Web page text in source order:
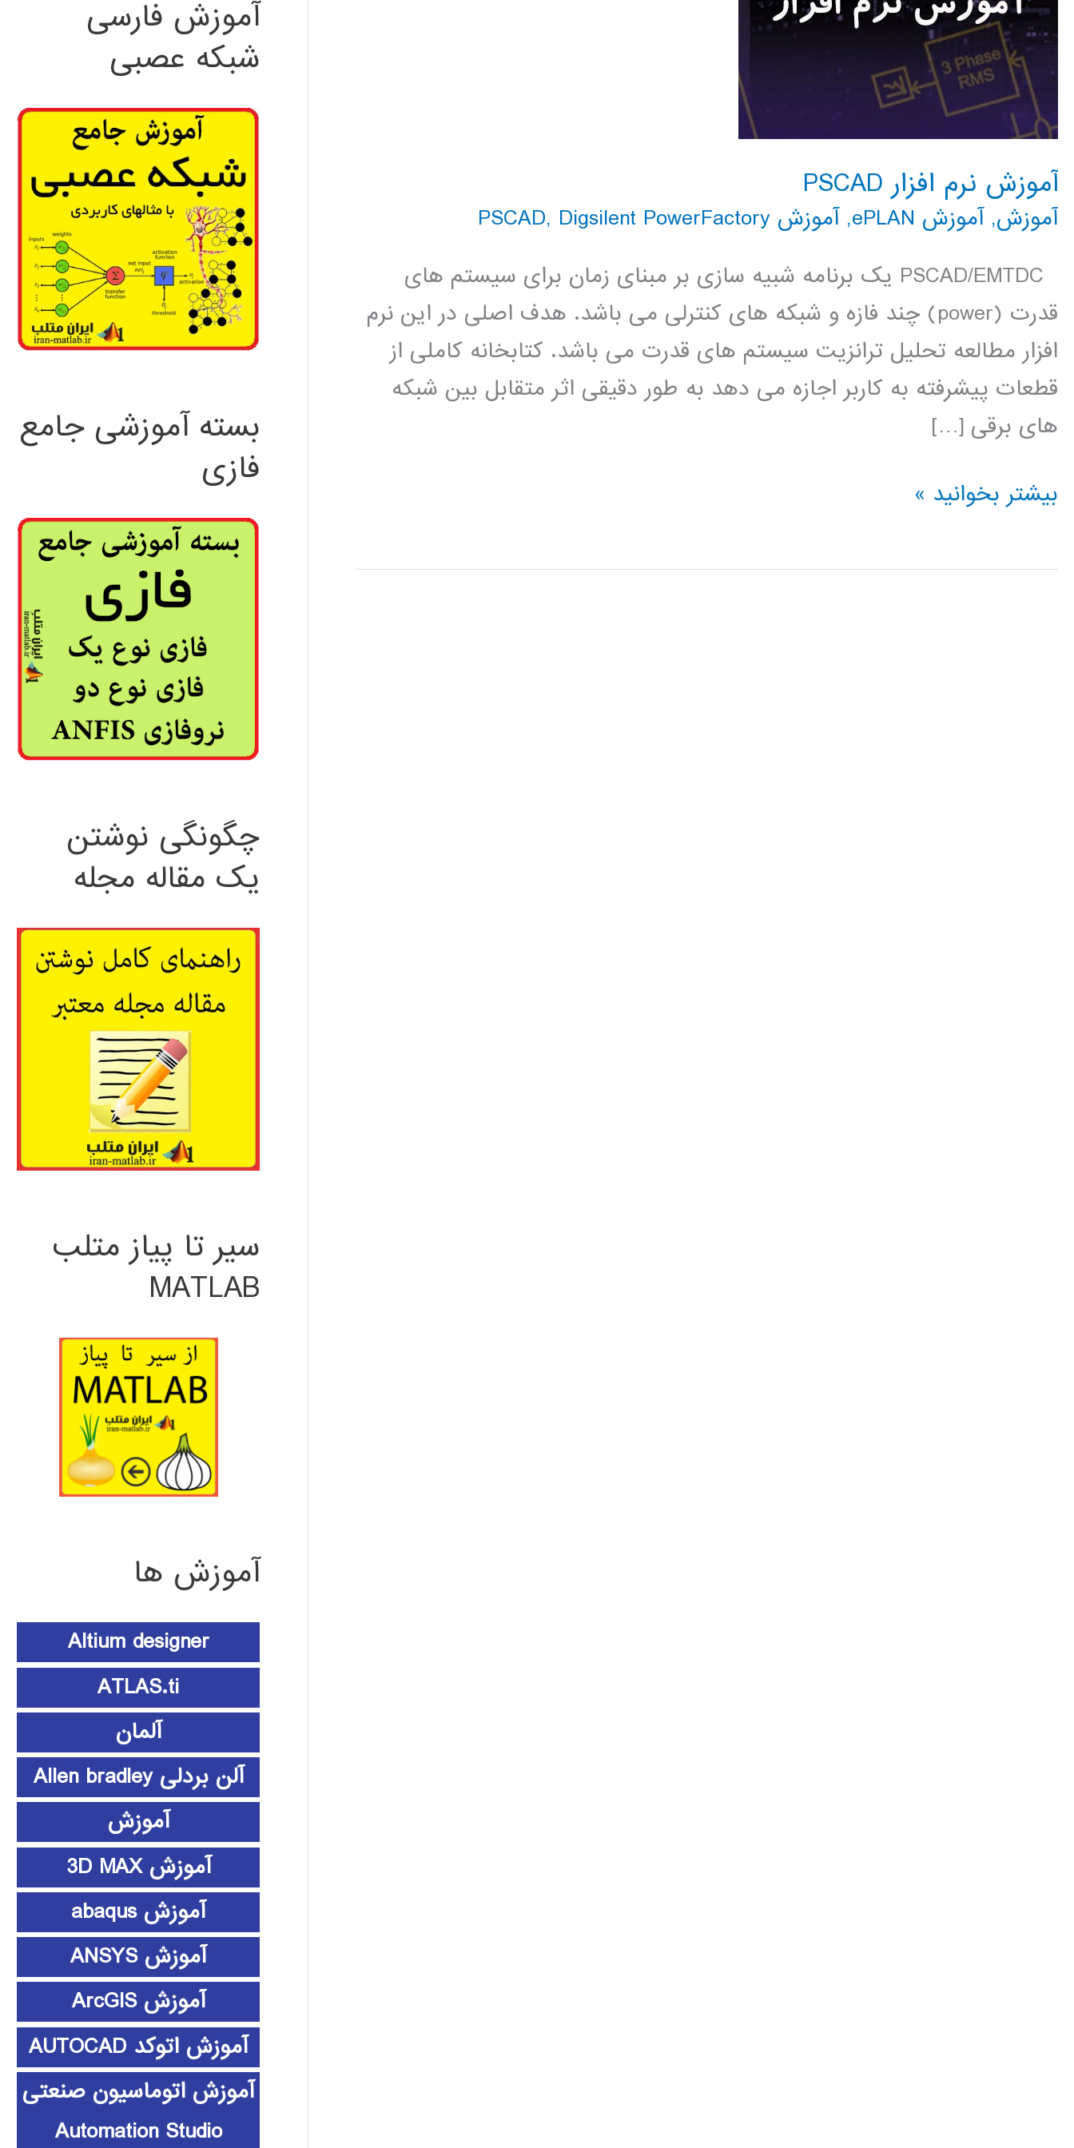
آموزش نرم افزار PSCAD
آموزش,آموزش ePLAN ,آموزش PSCAD , Digsilent PowerFactory
PSCAD/EMTDC یک برنامه شبیه سازی بر مبنای زمان برای سیستم های
قدرت (power) چند فازه و شبکه های کنترلی می باشد. هدف اصلی در این نرم
افزار مطالعه تحلیل ترانزیت سیستم های قدرت می باشد. کتابخانه کاملی از
قطعات پیشرفته به کاربر اجازه می دهد به طور دقیقی اثر متقابل بین شبکه
های برقی […]
آموزش
افزار
بیشتر بخوانید »
آموزش فارسی
شبکه عصبی
بسته آموزشی جامع
فازی
چگونگی نوشتن
یک مقاله مجله
سیر تا پیاز متلب
MATLAB
آموزش ها
Altium designer
ATLAS.ti
آلمان
آلن بردلی Allen bradley
آموزش
آموزش 3D MAX
آموزش abaqus
آموزش ANSYS
آموزش ArcGIS
آموزش اتوکد AUTOCAD
آموزش اتوماسیون صنعتی
Automation Studio